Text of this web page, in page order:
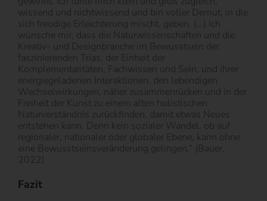
wissend und nichtwissend und bin voller Demut, in die
sich freudige Erleichterung mischt. geben. (…) Ich
wünsche mir, dass die Naturwissenschaften und die
Kreativ- und Designbranche im Bewusstsein der
faszinierenden Trias, der Einheit der
Komplementaritäten, Fachwissen und Sein, und ihrer
energiegeladenen Interaktionen, den lebendigen
Wechselwirkungen, näher zusammenrücken und in der
Freiheit der Kunst zu einem alten holistischen
Naturverständnis zurückfinden, damit etwas Neues
entstehen kann. Denn kein sozialer Wandel, ob auf
regionaler, nationaler oder globaler Ebene, kann ohne
eine Bewusstseinsveränderung gelingen.“ (Bauer,
2022)
Fazit